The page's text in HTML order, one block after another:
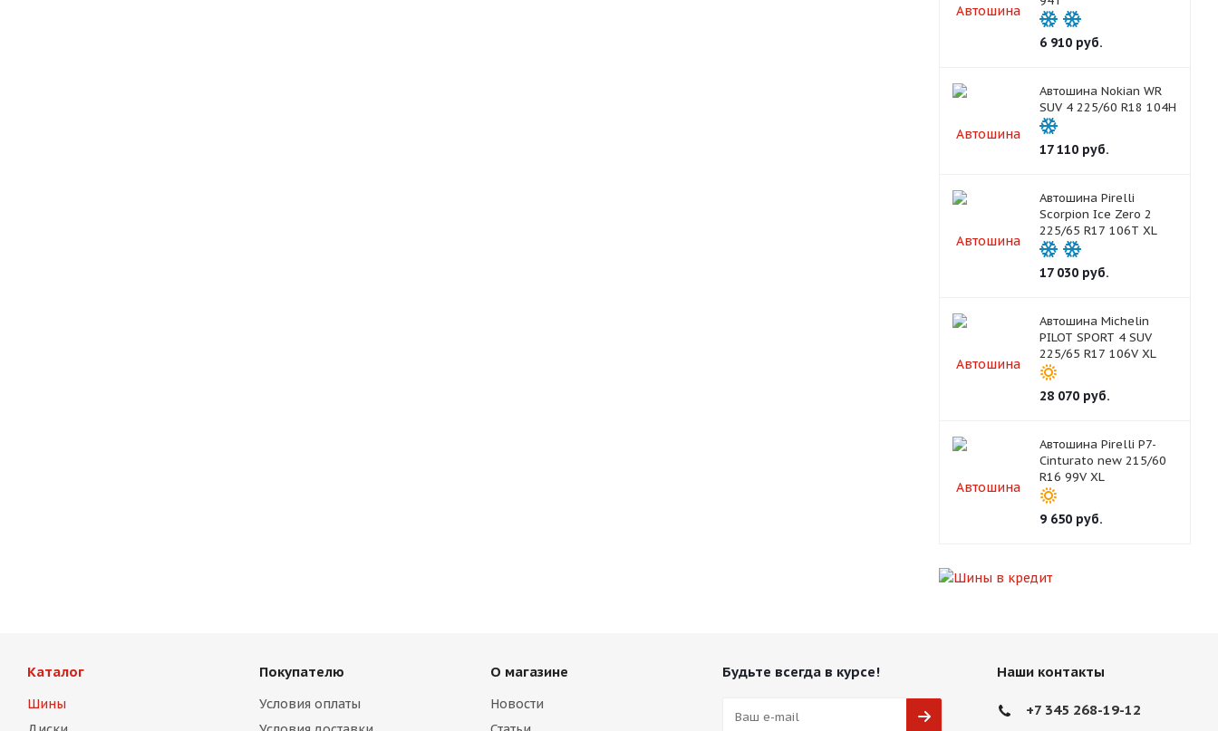
6 910руб.
Автошина Nokian WR
SUV 4 225/60 R18 104H
17 110руб.
Автошина Pirelli
Scorpion Ice Zero 2
225/65 R17 106T XL
17 030руб.
Автошина Michelin
PILOT SPORT 4 SUV
225/65 R17 106V XL
28 070руб.
Автошина Pirelli P7-
Cinturato new 215/60
R16 99V XL
9 650руб.
Каталог
Шины
Покупателю
Условия оплаты
О магазине
Новости
Будьте всегда в курсе! Наши контакты
+7 345 268-19-12